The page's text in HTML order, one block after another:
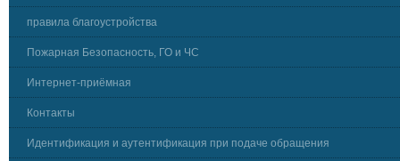
правила благоустройства
Пожарная Безопасность, ГО и ЧС
Интернет-приёмная
Контакты
Идентификация и аутентификация при подаче обращения